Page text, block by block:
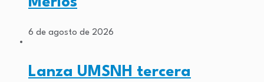
6 de agosto de 2026
Lanza UMSNH tercera